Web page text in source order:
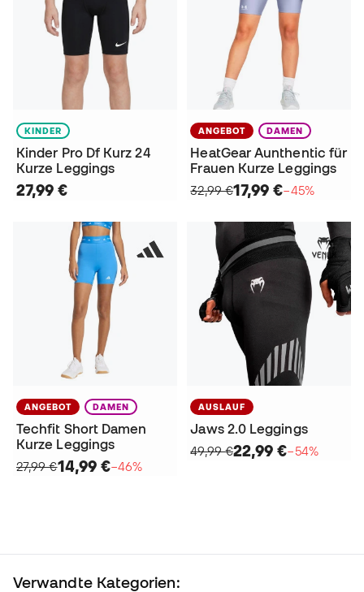
KINDER
Kinder Pro Df Kurz 24
Kurze Leggings
27,99 €
ANGEBOT DAMEN
HeatGear Aunthentic für
Frauen Kurze Leggings
32,99 €17,99 €−45%
ANGEBOT DAMEN
Techfit Short Damen
Kurze Leggings
27,99 €14,99 €−46%
AUSLAUF
Jaws 2.0 Leggings
49,99 €22,99 €−54%
Verwandte Kategorien: